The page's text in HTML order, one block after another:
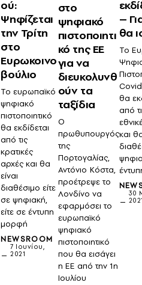
ού:
Ψηφίζεται
την Τρίτη
στο
Ευρωκοινο
βούλιο
Το ευρωπαϊκό
ψηφιακό
πιστοποιητικό
θα εκδίδεται
από τις
κρατικές
αρχές και θα
είναι
διαθέσιμο είτε
σε ψηφιακή,
είτε σε έντυπη
μορφή
NEWSROOM
7 Ιουνίου,
2021
στο
ψηφιακό
πιστοποιητι
κό της ΕΕ
για να
διευκολυνθ
ούν τα
ταξίδια
Ο
πρωθυπουργός
της
Πορτογαλίας,
Αντόνιο Κόστα,
προέτρεψε το
Λονδίνο να
εφαρμόσει το
ευρωπαϊκό
ψηφιακό
πιστοποιητικό
που θα εισάγει
η ΕΕ από την 1η
Ιουλίου
–
θα
Το
θα
από
και
30